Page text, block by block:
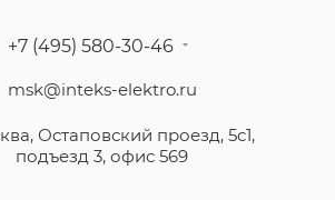
+7 (495) 580-30-46
msk@inteks-elektro.ru
Остаповский проезд, 5с1,
подъезд 3, офис 569